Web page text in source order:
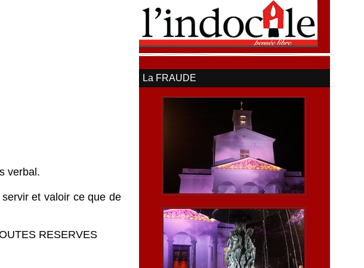
verbal.
et valoir ce que de
La FRAUDE